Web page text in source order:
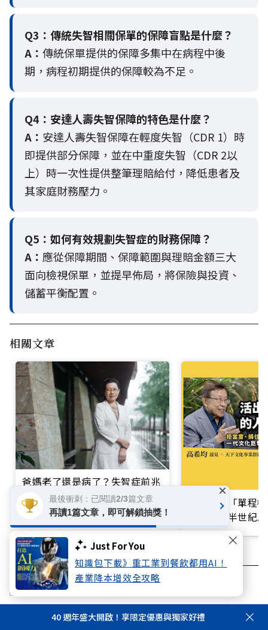
Just For You
知識包下載》重工業到餐飲都用AI！
產業降本增效全攻略
Q3： 傳統失智相關保單的保障盲點是什麼？
A： 傳統保單提供的保障多集中在病程中後
期，病程初期提供的保障較為不足。
Q4： 安達人壽失智保障的特色是什麼？
A： 安達人壽失智保障在輕度失智（CDR 1）時
即提供部分保障，並在中重度失智（CDR 2以
上）時一次性提供整筆理賠給付，降低患者及
其家庭財務壓力。
Q5： 如何有效規劃失智症的財務保障？
A： 應從保障期間、保障範圍與理賠金額三大
面向檢視保單，並提早佈局，將保險與投資、
儲蓄平衡配置。
相關文章
爸媽老了還是病了？失智症前兆
別輕忽！神內專科醫師王培寧呼
籲把握大腦黃金期
買不起的「單程
響台灣近半世紀
超高齡社會 失智 照護
40 週年盛大開啟！享限定優惠與獨家好禮
最後衝刺：已閱讀2/3篇文章
再讀1篇文章，即可解鎖抽獎！
×